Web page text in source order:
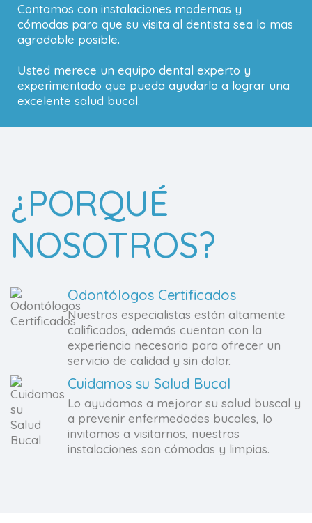
Contamos con instalaciones modernas y
cómodas para que su visita al dentista sea lo mas
agradable posible.
Usted merece un equipo dental experto y
experimentado que pueda ayudarlo a lograr una
excelente salud bucal.
¿PORQUÉ
NOSOTROS?
Odontólogos Certificados
Nuestros especialistas están altamente
calificados, además cuentan con la
experiencia necesaria para ofrecer un
servicio de calidad y sin dolor.
Cuidamos su Salud Bucal
Lo ayudamos a mejorar su salud buscal y
a prevenir enfermedades bucales, lo
invitamos a visitarnos, nuestras
instalaciones son cómodas y limpias.